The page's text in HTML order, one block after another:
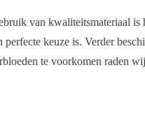
van kwaliteitsmateriaal
keuze is. Verder
te voorkomen raden